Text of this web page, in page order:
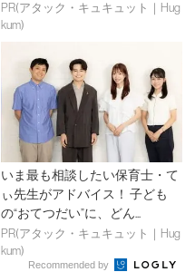
PR(アタック・キュキュット｜Hug
kum)
いま最も相談したい保育士・て
ぃ先生がアドバイス！ 子ども
の“おてつだい”に、どん...
PR(アタック・キュキュット｜Hug
kum)
Recommended by